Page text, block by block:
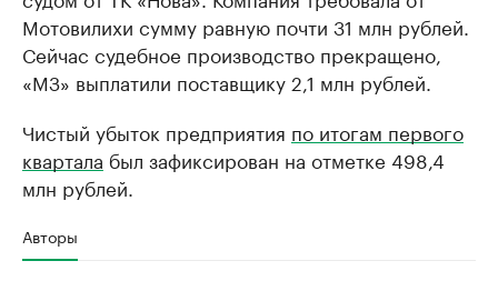
Мотовилихи сумму равную почти 31 млн рублей.
Сейчас судебное производство прекращено,
«МЗ» выплатили поставщику 2,1 млн рублей.
Чистый убыток предприятия по итогам первого
квартала был зафиксирован на отметке 498,4
млн рублей.
Авторы